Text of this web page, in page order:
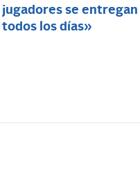
jugadores se entregan
todos los días»